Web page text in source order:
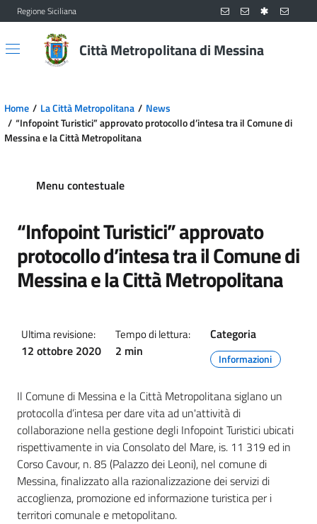
Vai al contenuto principale
Vai al menu principale
Regione Siciliana
Città Metropolitana di Messina
Home La Città Metropolitana
News
“Infopoint Turistici” approvato protocollo d’intesa tra il Comune di
Messina e la Città Metropolitana
Menu contestuale
“Infopoint Turistici” approvato
protocollo d’intesa tra il Comune di
Messina e la Città Metropolitana
Ultima revisione:
12 ottobre 2020
Tempo di lettura:
2 min
Categoria
Informazioni
Il Comune di Messina e la Città Metropolitana siglano un
protocolla d’intesa per dare vita ad un'attività di
collaborazione nella gestione degli Infopoint Turistici ubicati
rispettivamente in via Consolato del Mare, is. 11 319 ed in
Corso Cavour, n. 85 (Palazzo dei Leoni), nel comune di
Messina, finalizzato alla razionalizzazione dei servizi di
accoglienza, promozione ed informazione turistica per i
territori comunale e metopolitano.